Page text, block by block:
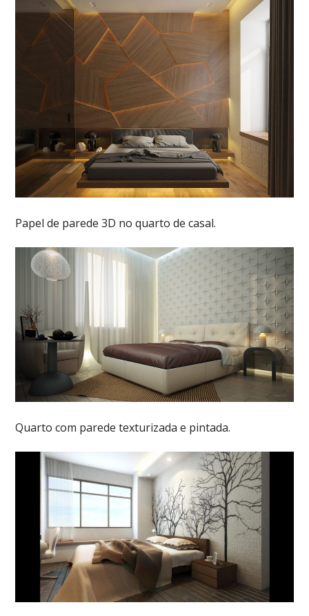
Papel de parede 3D no quarto de casal.
Quarto com parede texturizada e pintada.